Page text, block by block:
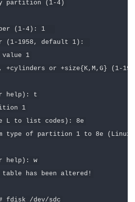
partition
( 1-4 )
( 1-4 ):
1
( 1- 1958 , default 1 ):
1
, +cylinders or +size{ K, M , G } ( 1-
help ):
t
1
L to list codes ):
8e
type of partition 1 to 8e ( Linux
help ):
w
has been altered !
fdisk / dev/ sdc